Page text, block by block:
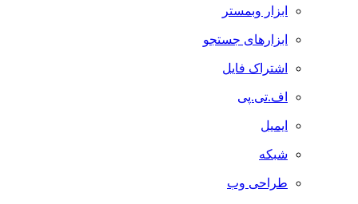
ابزار وبمستر
ابزارهای جستجو
اشتراک فایل
اف.تی.پی
ایمیل
شبکه
طراحی وب